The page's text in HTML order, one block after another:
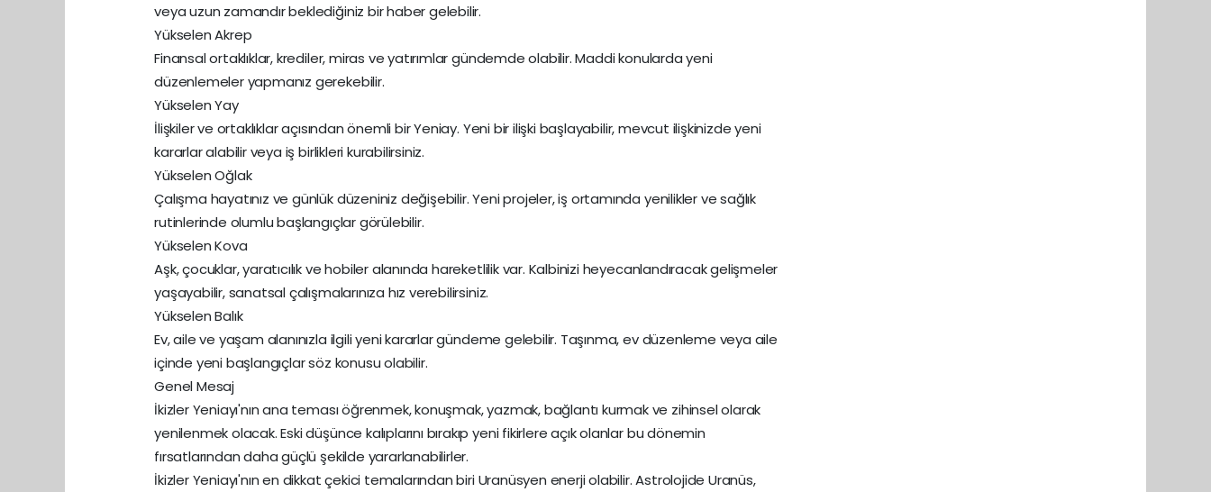
veya uzun zamandır beklediğiniz bir haber gelebilir.
Yükselen Akrep
Finansal ortaklıklar, krediler, miras ve yatırımlar gündemde olabilir. Maddi konularda yeni
düzenlemeler yapmanız gerekebilir.
Yükselen Yay
İlişkiler ve ortaklıklar açısından önemli bir Yeniay. Yeni bir ilişki başlayabilir, mevcut ilişkinizde yeni
kararlar alabilir veya iş birlikleri kurabilirsiniz.
Yükselen Oğlak
Çalışma hayatınız ve günlük düzeniniz değişebilir. Yeni projeler, iş ortamında yenilikler ve sağlık
rutinlerinde olumlu başlangıçlar görülebilir.
Yükselen Kova
Aşk, çocuklar, yaratıcılık ve hobiler alanında hareketlilik var. Kalbinizi heyecanlandıracak gelişmeler
yaşayabilir, sanatsal çalışmalarınıza hız verebilirsiniz.
Yükselen Balık
Ev, aile ve yaşam alanınızla ilgili yeni kararlar gündeme gelebilir. Taşınma, ev düzenleme veya aile
içinde yeni başlangıçlar söz konusu olabilir.
Genel Mesaj
İkizler Yeniayı'nın ana teması öğrenmek, konuşmak, yazmak, bağlantı kurmak ve zihinsel olarak
yenilenmek olacak. Eski düşünce kalıplarını bırakıp yeni fikirlere açık olanlar bu dönemin
fırsatlarından daha güçlü şekilde yararlanabilirler.
İkizler Yeniayı'nın en dikkat çekici temalarından biri Uranüsyen enerji olabilir. Astrolojide Uranüs,